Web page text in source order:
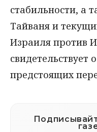
стабильности, а
Тайваня и
Израиля против
свидетельствует
предстоящих